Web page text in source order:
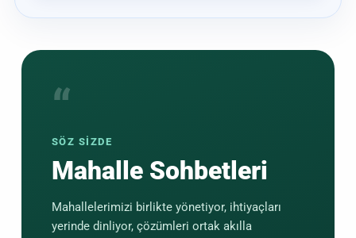
“
SÖZ SİZDE
Mahalle Sohbetleri
Mahallelerimizi birlikte yönetiyor, ihtiyaçları
yerinde dinliyor, çözümleri ortak akılla